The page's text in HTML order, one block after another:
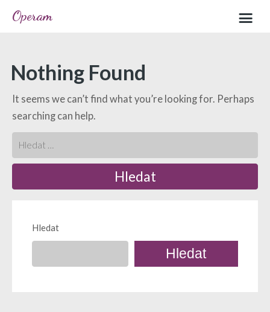
Operam
Sample page
Nothing Found
It seems we can’t find what you’re looking for. Perhaps
searching can help.
Hledat
Hledat